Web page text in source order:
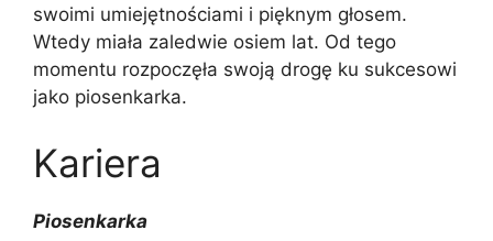
swoimi umiejętnościami i pięknym głosem.
Wtedy miała zaledwie osiem lat. Od tego
momentu rozpoczęła swoją drogę ku sukcesowi
jako piosenkarka.
Kariera
Piosenkarka